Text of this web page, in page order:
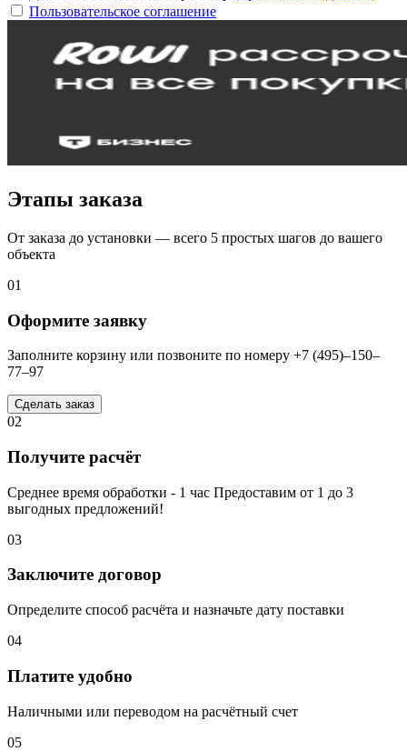
Пользовательское соглашение
Этапы заказа
От заказа до установки — всего 5 простых шагов до вашего
объекта
01
Оформите заявку
Заполните корзину или позвоните по номеру +7 (495)–150–
77–97
Сделать заказ
02
Получите расчёт
Среднее время обработки - 1 час Предоставим от 1 до 3
выгодных предложений!
03
Заключите договор
Определите способ расчёта и назначьте дату поставки
04
Платите удобно
Наличными или переводом на расчётный счет
05